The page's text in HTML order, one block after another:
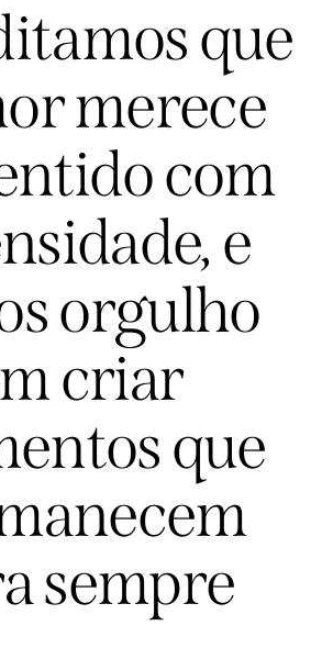
que
merece
com
e
orgulho
criar
que
sempre